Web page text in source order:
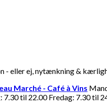
- eller ej, nytænkning &
Marché - Café à Vins
7.30 til 22.00 Fredag: 7.30 til